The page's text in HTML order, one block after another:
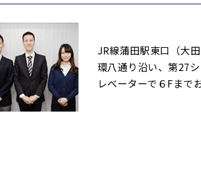
JR線蒲田駅東口（大
環八通り沿い、第27
レベーターで６Fまで